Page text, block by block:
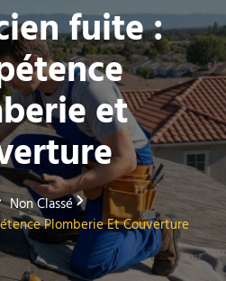
fuite :
et
Non Classé
Plomberie Et Couverture